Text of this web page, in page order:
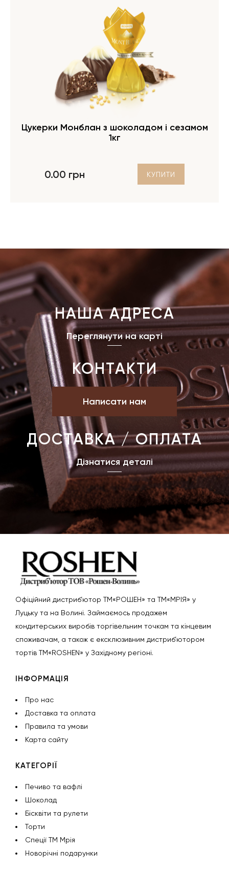
Цукерки Монблан з шоколадом і сезамом
1кг
0.00 грн КУПИТИ
НАША АДРЕСА
Переглянути на карті
КОНТАКТИ
Написати нам
ДОСТАВКА / ОПЛАТА
Дізнатися деталі
Офіційний дистриб’ютор ТМ«РОШЕН» та ТМ«МРІЯ» у
Луцьку та на Волині. Займаємось продажем
кондитерських виробів торгівельним точкам та кінцевим
споживачам, а також є ексклюзивним дистриб’ютором
тортів ТМ«ROSHEN» у Західному регіоні.
ІНФОРМАЦІЯ
Про нас
Доставка та оплата
Правила та умови
Карта сайту
КАТЕГОРІЇ
Печиво та вафлі
Шоколад
Бісквіти та рулети
Торти
Спеції ТМ Мрія
Новорічні подарунки